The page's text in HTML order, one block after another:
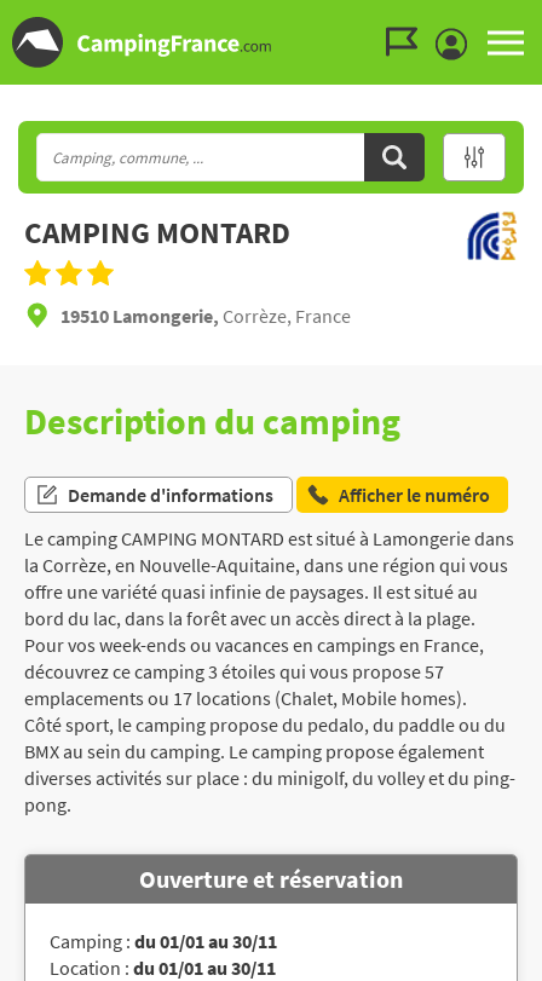
CAMPING MONTARD
19510 Lamongerie, Corrèze, France
Description du camping
Demande d'informations
Afficher le numéro
Le camping CAMPING MONTARD est situé à Lamongerie dans
la Corrèze, en Nouvelle-Aquitaine, dans une région qui vous
offre une variété quasi infinie de paysages. Il est situé au
bord du lac, dans la forêt avec un accès direct à la plage.
Pour vos week-ends ou vacances en campings en France,
découvrez ce camping 3 étoiles qui vous propose 57
emplacements ou 17 locations (Chalet, Mobile homes).
Côté sport, le camping propose du pedalo, du paddle ou du
BMX au sein du camping. Le camping propose également
diverses activités sur place : du minigolf, du volley et du ping-
pong.
Ouverture et réservation
Camping : du 01/01 au 30/11
Location : du 01/01 au 30/11